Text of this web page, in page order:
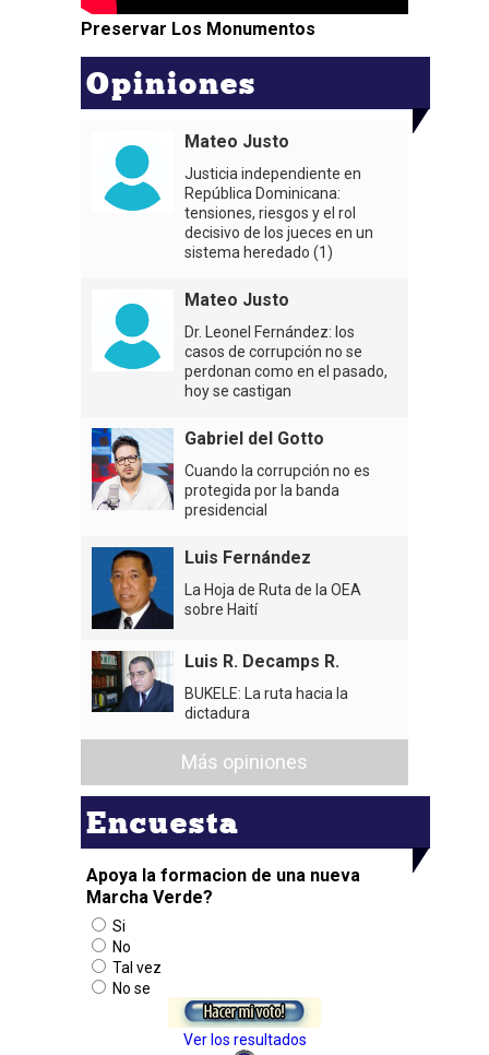
Preservar Los Monumentos
Opiniones
Mateo Justo
Justicia independiente en
República Dominicana:
tensiones, riesgos y el rol
decisivo de los jueces en un
sistema heredado (1)
Mateo Justo
Dr. Leonel Fernández: los
casos de corrupción no se
perdonan como en el pasado,
hoy se castigan
Gabriel del Gotto
Cuando la corrupción no es
protegida por la banda
presidencial
Luis Fernández
La Hoja de Ruta de la OEA
sobre Haití
Luis R. Decamps R.
BUKELE: La ruta hacia la
dictadura
Más opiniones
Encuesta
Apoya la formacion de una nueva
Marcha Verde?
Si
No
Tal vez
No se
Ver los resultados